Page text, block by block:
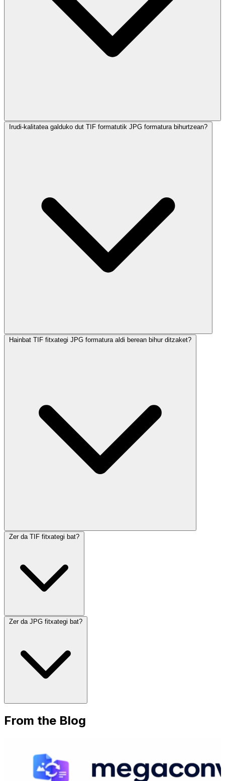
Irudi-kalitatea galduko dut TIF formatutik JPG formatura bihurtzean?
Hainbat TIF fitxategi JPG formatura aldi berean bihur ditzaket?
Zer da TIF fitxategi bat?
Zer da JPG fitxategi bat?
From the Blog